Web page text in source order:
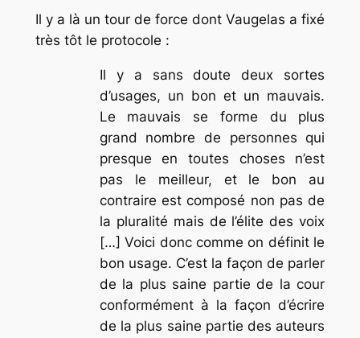
Il y a là un tour de force dont Vaugelas a fixé
très tôt le protocole :
Il y a sans doute deux sortes
d’usages, un bon et un mauvais.
Le mauvais se forme du plus
grand nombre de personnes qui
presque en toutes choses n’est
pas le meilleur, et le bon au
contraire est composé non pas de
la pluralité mais de l’élite des voix
[…] Voici donc comme on définit le
bon usage. C’est la façon de parler
de la plus saine partie de la cour
conformément à la façon d’écrire
de la plus saine partie des auteurs